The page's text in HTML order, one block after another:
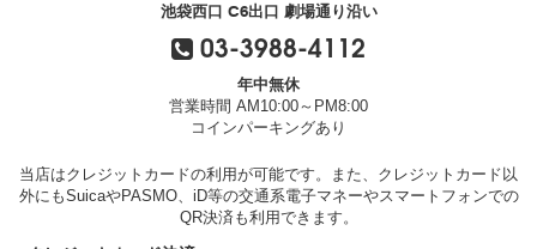
池袋西口 C6出口 劇場通り沿い
03-3988-4112
年中無休
営業時間 AM10:00～PM8:00
コインパーキングあり
当店はクレジットカードの利用が可能です。また、クレジットカード以
外にもSuicaやPASMO、iD等の交通系電子マネーやスマートフォンでの
QR決済も利用できます。